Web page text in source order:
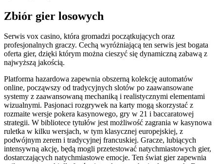
Zbiór gier losowych
Serwis vox casino, która gromadzi początkujących oraz
profesjonalnych graczy. Cechą wyróżniającą ten serwis jest bogata
oferta gier, dzięki którym można cieszyć się dynamiczną zabawą z
najwyższą jakością.
Platforma hazardowa zapewnia obszerną kolekcję automatów
online, począwszy od tradycyjnych slotów po zaawansowane
systemy z zaawansowaną mechaniką i realistycznymi elementami
wizualnymi. Pasjonaci rozgrywek na karty mogą skorzystać z
rozmaite wersje pokera kasynowego, gry w 21 i baccaratowej
strategii. W bibliotece tytułów jest możliwość zagrania w kasynowa
ruletka w kilku wersjach, w tym klasycznej europejskiej, z
podwójnym zerem i tradycyjnej francuskiej. Gracze, lubiących
intensywną akcję, będą mogli przetestować natychmiastowych gier,
dostarczających natychmiastowe emocje. Ten świat gier zapewnia